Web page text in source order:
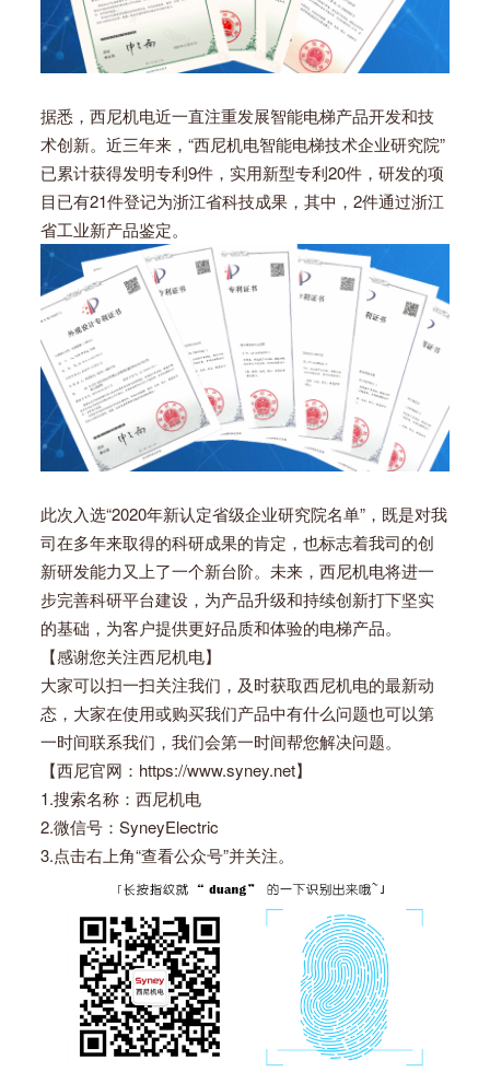
据悉，西尼机电近一直注重发展智能电梯产品开发和技
术创新。近三年来，“西尼机电智能电梯技术企业研究院”
已累计获得发明专利9件，实用新型专利20件，研发的项
目已有21件登记为浙江省科技成果，其中，2件通过浙江
省工业新产品鉴定。
此次入选“2020年新认定省级企业研究院名单”，既是对我
司在多年来取得的科研成果的肯定，也标志着我司的创
新研发能力又上了一个新台阶。未来，西尼机电将进一
步完善科研平台建设，为产品升级和持续创新打下坚实
的基础，为客户提供更好品质和体验的电梯产品。
【感谢您关注西尼机电】
大家可以扫一扫关注我们，及时获取西尼机电的最新动
态，大家在使用或购买我们产品中有什么问题也可以第
一时间联系我们，我们会第一时间帮您解决问题。
【西尼官网：https://www.syney.net】
1.搜索名称：西尼机电
2.微信号：SyneyElectric
3.点击右上角“查看公众号”并关注。